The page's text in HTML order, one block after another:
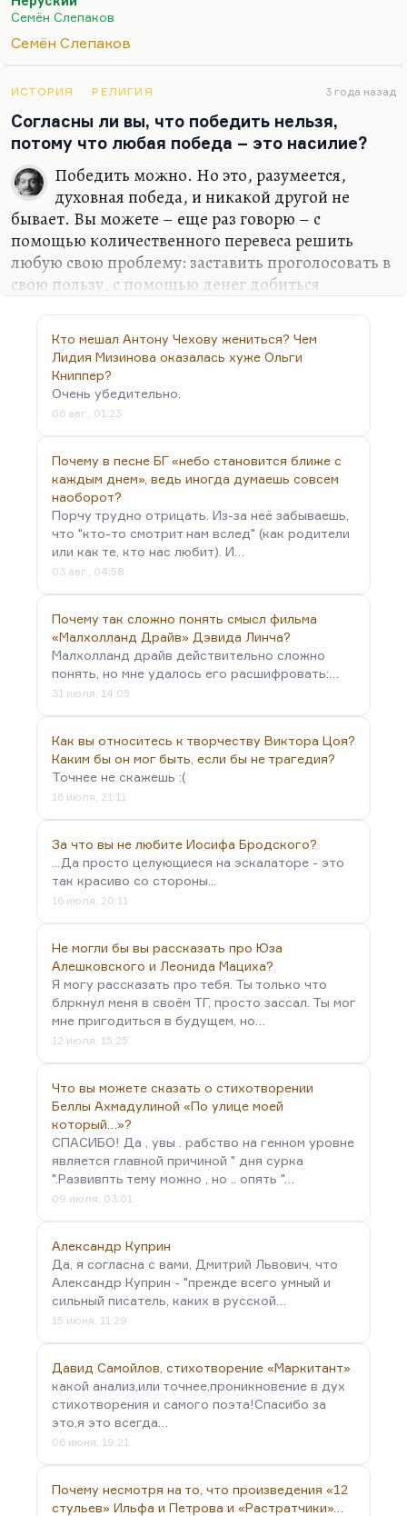
Ведь главная проблема не в еврействе, главная
социума. Который ищет выход. Поэтому желание
первыми с краю, замыкать все ряды. И конечно,
когда я смотрю на новые и новые примеры
российского антисемитизма, ксенофобии какой
угодно, я понимаю, что не в них проблема. Не в
этом дело. Самое страшное – что евреи
огромному…
Семён Слепаков
Семён Слепаков
ИСТОРИЯ РЕЛИГИЯ 3 года назад
Согласны ли вы, что победить нельзя,
потому что любая победа – это насилие?
Победить можно. Но это, разумеется,
духовная победа, и никакой другой не
бывает. Вы можете – еще раз говорю – с
помощью количественного перевеса решить
любую свою проблему: заставить проголосовать в
свою пользу, с помощью денег добиться
запретить ваших оппонентов. Вы можете,
примазавшись к власти, попытаться изгнать из
страны или из вашей области искусства всех тех,
кто не совпадает с вами идеологически. Это
можно сделать? Легко. Уверяю вас. На наших
глазах российская культура проделала это
множество раз.
Вот Бубеннов. Он много написать не мог – он
переиздавал все ту же «Белую березу». Но это не
большая проблема – сделать главным…
Кто мешал Антону Чехову жениться? Чем
Лидия Мизинова оказалась хуже Ольги
Книппер?
Очень убедительно.
06 авг., 01:23
Почему в песне БГ «небо становится ближе с
каждым днем», ведь иногда думаешь совсем
наоборот?
Порчу трудно отрицать. Из-за неё забываешь,
что "кто-то смотрит нам вслед" (как родители
или как те, кто нас любит). И…
03 авг., 04:58
Почему так сложно понять смысл фильма
«Малхолланд Драйв» Дэвида Линча?
Малхолланд драйв действительно сложно
понять, но мне удалось его расшифровать:…
31 июля, 14:05
Как вы относитесь к творчеству Виктора Цоя?
Каким бы он мог быть, если бы не трагедия?
Точнее не скажешь :(
16 июля, 21:11
За что вы не любите Иосифа Бродского?
...Да просто целующиеся на эскалаторе - это
так красиво со стороны...
16 июля, 20:11
Не могли бы вы рассказать про Юза
Алешковского и Леонида Мациха?
Я могу рассказать про тебя. Ты только что
блркнул меня в своём ТГ, просто зассал. Ты мог
мне пригодиться в будущем, но…
12 июля, 15:25
Что вы можете сказать о стихотворении
Беллы Ахмадулиной «По улице моей
который…»?
СПАСИБО! Да , увы . рабство на генном уровне
является главной причиной " дня сурка
".Развивпть тему можно , но .. опять "…
09 июля, 03:01
Александр Куприн
Да, я согласна с вами, Дмитрий Львович, что
Александр Куприн - "прежде всего умный и
сильный писатель, каких в русской…
15 июня, 11:29
Давид Самойлов, стихотворение «Маркитант»
какой анализ,или точнее,проникновение в дух
стихотворения и самого поэта!Спасибо за
это,я это всегда…
06 июня, 19:21
Почему несмотря на то, что произведения «12
стульев» Ильфа и Петрова и «Растратчики»…